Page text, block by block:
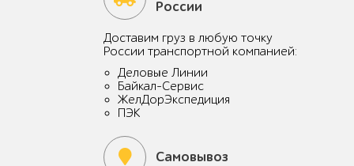
России
Доставим груз в любую точку
России транспортной компанией:
Деловые Линии
Байкал-Сервис
ЖелДорЭкспедиция
ПЭК
Самовывоз